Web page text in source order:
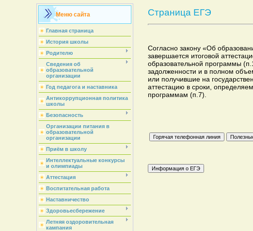
Меню сайта
Главная страница
История школы
Родителю
Сведения об
образовательной
организации
Год педагога и наставника
Антикоррупционная политика
школы
Безопасность
Организации питания в
образовательной
организации
Приём в школу
Интеллектуальные конкурсы
и олимпиады
Аттестация
Воспитательная работа
Наставничество
Здоровьесбережение
Летняя оздоровительная
кампания
Страница ЕГЭ
Согласно закону «Об
завершается итоговой
образовательной программы
задолженности и в полном
или получившие на
аттестацию в сроки,
программам (п.7).